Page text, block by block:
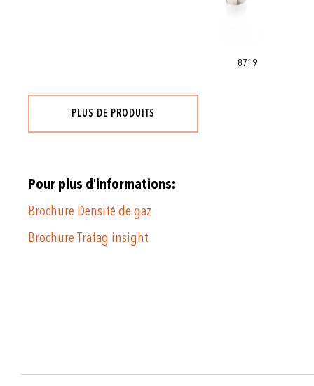
8719
PLUS DE PRODUITS
Pour plus d'informations:
Brochure Densité de gaz
Brochure Trafag insight